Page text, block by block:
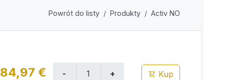
Powrót do listy Produkty Activ NO
84,97 € Kup